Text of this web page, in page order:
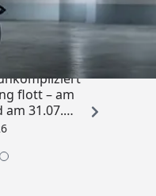
Der
flott – am
am 31.07.
schützt